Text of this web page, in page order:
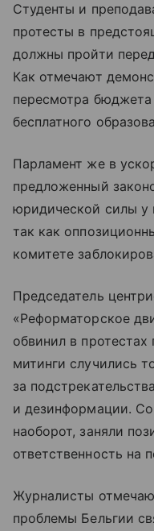
Студенты и
протесты в
должны пройти
Как отмечают
пересмотра бюджета
бесплатного
Парламент же в
предложенный
юридической силы у
так как
комитете
Председатель
«Реформаторское
обвинил в
митинги случились
за
и дезинформации.
наоборот, заняли
ответственность на
Журналисты
проблемы Бельгии